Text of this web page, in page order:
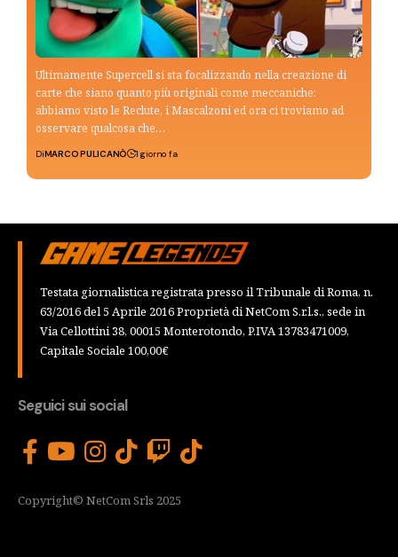
Ultimamente Supercell si sta focalizzando nella creazione di
carte che siano quanto più originali come meccaniche:
abbiamo visto le Reclute, i Mascalzoni ed ora ci troviamo ad
osservare qualcosa che…
DiMARCO PULICANÒ 1 giorno fa
Testata giornalistica registrata presso il Tribunale di Roma, n.
63/2016 del 5 Aprile 2016 Proprietà di NetCom S.r.l.s., sede in
Via Cellottini 38, 00015 Monterotondo, P.IVA 13783471009,
Capitale Sociale 100,00€
Seguici sui social
Copyright© NetCom Srls 2025